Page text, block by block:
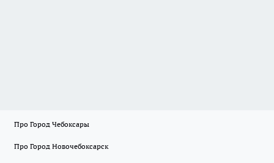
Про Город Чебоксары
Про Город Новочебоксарск